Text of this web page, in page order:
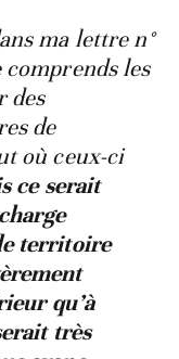
ma lettre n°
comprends les
des
de
où ceux-ci
ce serait
territoire
qu’à
très